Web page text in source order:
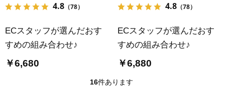
4.8 （78）
ECスタッフが選んだおす
すめの組み合わせ♪
￥6,680
4.8 （78）
ECスタッフが選んだおす
すめの組み合わせ♪
￥6,880
16件あります